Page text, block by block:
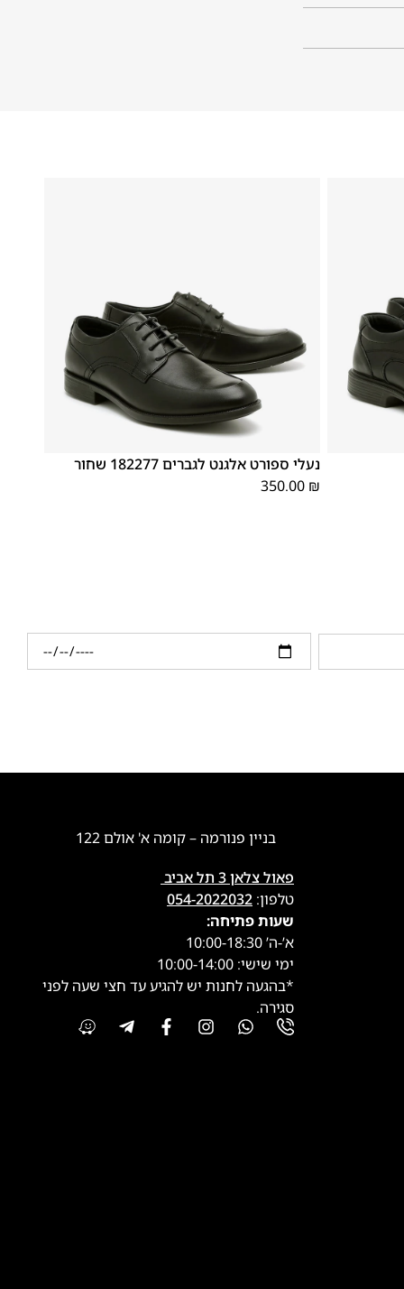
נעלי ספורט אלגנט לגברים 182277 שחור
350.00 ₪
בניין פנורמה – קומה א' אולם 122
פאול צלאן 3 תל אביב
טלפון: 054-2022032
שעות פתיחה:
א’-ה’ 10:00-18:30
ימי שישי: 10:00-14:00
*בהגעה לחנות יש להגיע עד חצי שעה לפני
סגירה.